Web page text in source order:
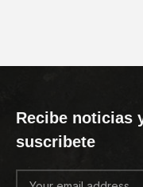
Recibe noticias
suscribete